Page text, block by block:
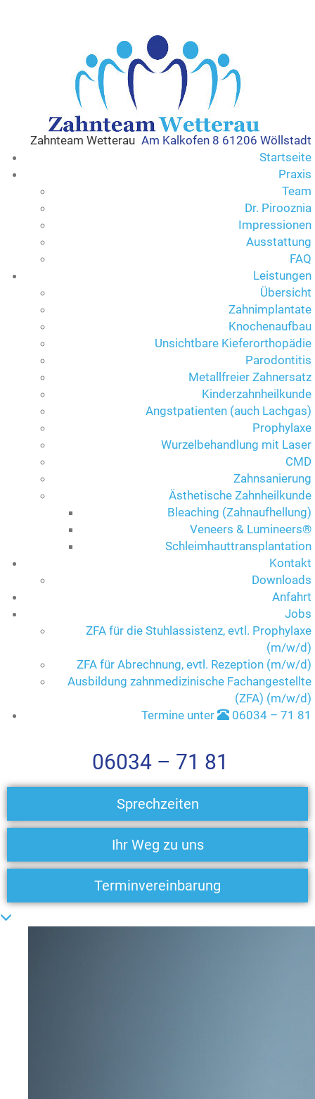
Zahnteam Wetterau Am Kalkofen 8 61206 Wöllstadt
Startseite
Praxis
Team
Dr. Pirooznia
Impressionen
Ausstattung
FAQ
Leistungen
Übersicht
Zahnimplantate
Knochenaufbau
Unsichtbare Kieferorthopädie
Parodontitis
Metallfreier Zahnersatz
Kinderzahnheilkunde
Angstpatienten (auch Lachgas)
Prophylaxe
Wurzelbehandlung mit Laser
CMD
Zahnsanierung
Ästhetische Zahnheilkunde
Bleaching (Zahnaufhellung)
Veneers & Lumineers®
Schleimhauttransplantation
Kontakt
Downloads
Anfahrt
Jobs
ZFA für die Stuhlassistenz, evtl. Prophylaxe
(m/w/d)
ZFA für Abrechnung, evtl. Rezeption (m/w/d)
Ausbildung zahnmedizinische Fachangestellte
(ZFA) (m/w/d)
Termine unter
06034 – 71 81
06034 – 71 81
Sprechzeiten
Ihr Weg zu uns
Terminvereinbarung